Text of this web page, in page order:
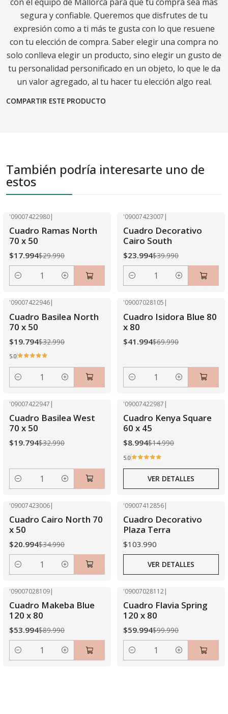
segura y confiable. Queremos que disfrutes de tu
expresión como a ti más te gusta con lo que resuene
con tu elección de compra. Saber elegir una compra no
solo conlleva elegir un producto, sino elegir un gusto de
tu personalidad personificado en un objeto, lo que le da
un valor agregado, al tu hacer tu elección algo real.
COMPARTIR ESTE PRODUCTO
También podría interesarte uno de
estos
'09007422980|
Cuadro Ramas North
70 x 50
$17.994$29.990
Cantidad
'09007423007 |
Cuadro Decorativo
Cairo South
$23.994$39.990
Cantidad
'09007422946|
Cuadro Basilea North
70 x 50
$19.794$32.990
5.0
Cantidad
'09007028105 |
Cuadro Isidora Blue 80
x 80
$41.994$69.990
Cantidad
'09007422947 |
Cuadro Basilea West
70 x 50
$19.794$32.990
Cantidad
Agotado
'09007422987 |
Cuadro Kenya Square
60 x 45
$8.994$14.990
5.0
VER DETALLES
'09007423006|
Cuadro Cairo North 70
x 50
$20.994$34.990
Cantidad
'09007412856|
Cuadro Decorativo
Plaza Terra
$103.990
VER DETALLES
'09007028109|
Cuadro Makeba Blue
120 x 80
$53.994$89.990
Cantidad
'09007028112|
Cuadro Flavia Spring
120 x 80
$59.994$99.990
Cantidad